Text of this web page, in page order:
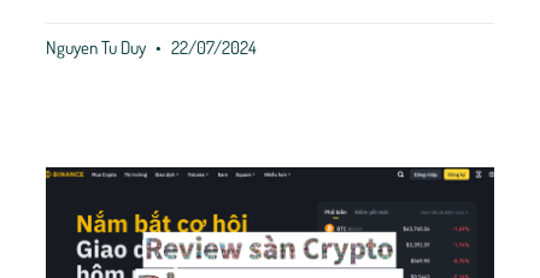
Nguyen Tu Duy 22/07/2024